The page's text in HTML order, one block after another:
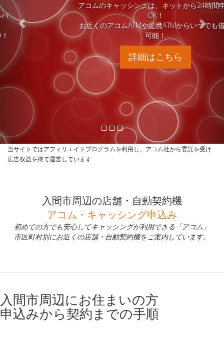
アコムのキャッシングは、ネットから24時間申込
OK！
お近くのアコムATMや提携ATMからいつでも借入
詳細はこちら
当サイトではアフィリエイトプログラムを利用し、アコム社から委託を受け
広告収益を得て運営しています
入間市周辺の店舗・自動契約機
アコム・キャッシング申込み
初めての方でも安心してキャッシングが利用できる「アコム」
市区町村別にお近くの店舗・自動契約機をご案内しています。
入間市周辺にお住まいの方
申込みから契約までの手順